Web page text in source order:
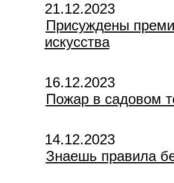
21.12.2023
Присуждены
искусства
16.12.2023
Пожар в садовом
14.12.2023
Знаешь правила